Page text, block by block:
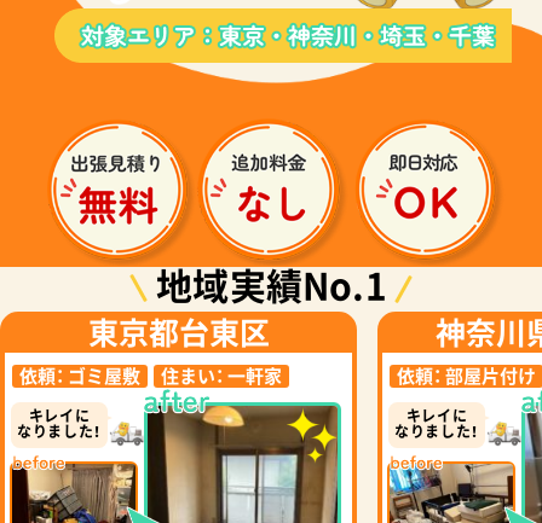
地域実績No.1
東京都台東区
依頼： ゴミ屋敷 住まい： 一軒家
キレイに
なりました！
神奈川
依頼： 部屋片付け
キレイに
なりました！